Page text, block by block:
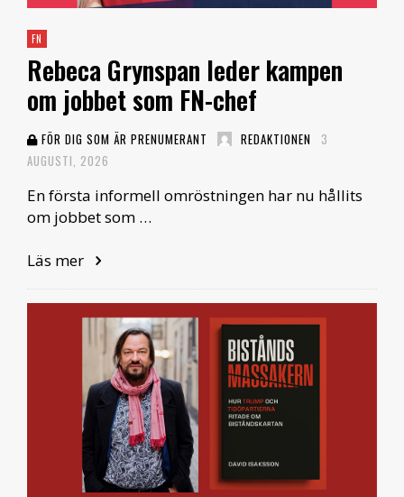
FN
Rebeca Grynspan leder kampen
om jobbet som FN-chef
FÖR DIG SOM ÄR PRENUMERANT REDAKTIONEN
3
AUGUSTI, 2026
En första informell omröstningen har nu hållits
om jobbet som …
Läs mer